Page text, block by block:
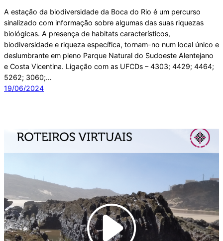
A estação da biodiversidade da Boca do Rio é um percurso
sinalizado com informação sobre algumas das suas riquezas
biológicas. A presença de habitats característicos,
biodiversidade e riqueza específica, tornam-no num local único e
deslumbrante em pleno Parque Natural do Sudoeste Alentejano
e Costa Vicentina. Ligação com as UFCDs – 4303; 4429; 4464;
5262; 3060;…
19/06/2024